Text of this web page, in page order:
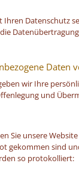
Ihren Datenschutz
die
Daten
wir Ihre
und
Sie unsere
gekommen sind
so protokolliert: